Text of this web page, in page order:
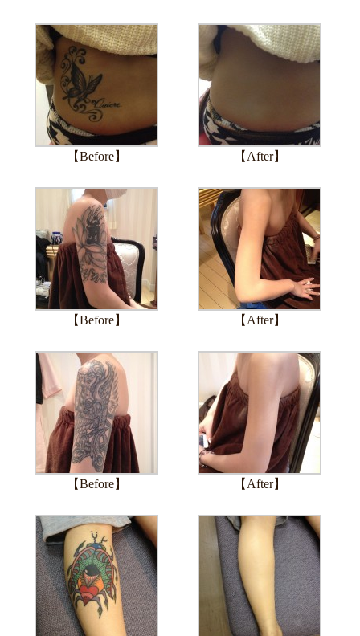
【Before】 【After】
【Before】 【After】
【Before】 【After】